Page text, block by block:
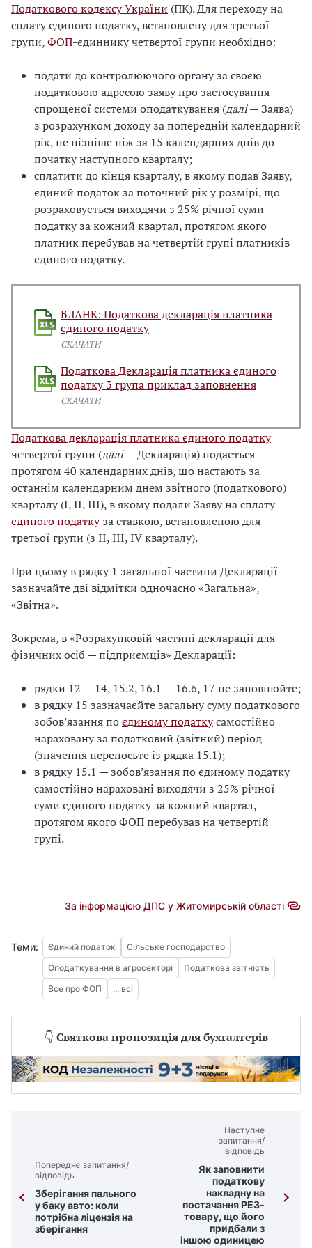
Податкового кодексу України (ПК). Для переходу на
сплату єдиного податку, встановлену для третьої
групи,ФОП-єдиннику четвертої групи необхідно:
подати до контролюючого органу за своєю
податковою адресою заяву про застосування
спрощеної системи оподаткування (далі— Заява)
з розрахунком доходу за попередній календарний
рік, не пізніше ніж за 15 календарних днів до
початку наступного кварталу;
сплатити до кінця кварталу, в якому подав Заяву,
єдиний податок за поточний рік у розмірі, що
розраховується виходячи з 25% річної суми
податку за кожний квартал, протягом якого
платник перебував на четвертій групі платників
єдиного податку.
БЛАНК: Податкова декларація платника
єдиного податку
СКАЧАТИ
Податкова Декларація платника єдиного
податку 3 група приклад заповнення
СКАЧАТИ
Податкова декларація платника єдиного податку
четвертої групи (далі— Декларація) подається
протягом 40 календарних днів, що настають за
останнім календарним днем звітного (податкового)
кварталу (І, ІІ, ІІІ), в якому подали Заяву на сплату
єдиного податкуза ставкою, встановленою для
третьої групи (з ІІ, ІІІ, ІV кварталу).
При цьому в рядку 1 загальної частини Декларації
зазначайте дві відмітки одночасно «Загальна»,
«Звітна».
Зокрема, в «Розрахунковій частині декларації для
фізичних осіб — підприємців» Декларації:
рядки 12 — 14, 15.2, 16.1 — 16.6, 17 не заповнюйте;
в рядку 15 зазначаєйте загальну суму податкового
зобов’язання поєдиному податкусамостійно
нараховану за податковий (звітний) період
(значення переносьте із рядка 15.1);
в рядку 15.1 — зобов’язання по єдиному податку
самостійно нараховані виходячи з 25% річної
суми єдиного податку за кожний квартал,
протягом якого ФОП перебував на четвертій
групі.
За інформацією ДПС у Житомирській області
Теми: Єдиний податок
Сільське господарство
Оподаткування в агросекторі
Податкова звітність
Все про ФОП
... всі
👇 Святкова пропозиція для бухгалтерів
Попереднє запитання/
відповідь
Зберігання пального
у баку авто: коли
потрібна ліцензія на
зберігання
Наступне
запитання/
відповідь
Як заповнити
податкову
накладну на
постачання РЕЗ-
товару, що його
придбали з
іншою одиницею